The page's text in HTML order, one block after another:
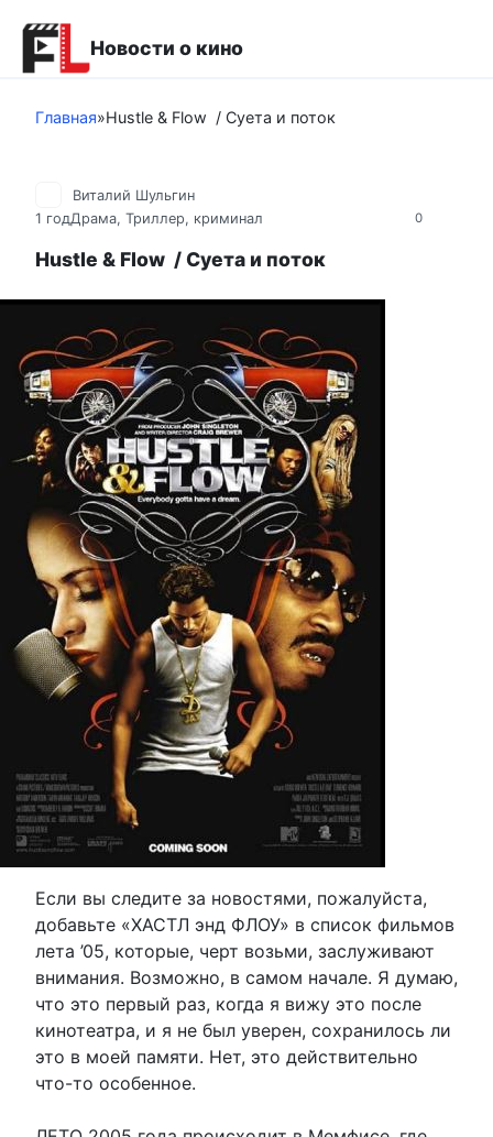
контенту
Новости о кино
Главная»Hustle & Flow / Суета и поток
0
Виталий Шульгин
1 годДрама, Триллер, криминал
Hustle & Flow / Суета и поток
Если вы следите за новостями, пожалуйста,
добавьте «ХАСТЛ энд ФЛОУ» в список фильмов
лета ’05, которые, черт возьми, заслуживают
внимания. Возможно, в самом начале. Я думаю,
что это первый раз, когда я вижу это после
кинотеатра, и я не был уверен, сохранилось ли
это в моей памяти. Нет, это действительно
что-то особенное.